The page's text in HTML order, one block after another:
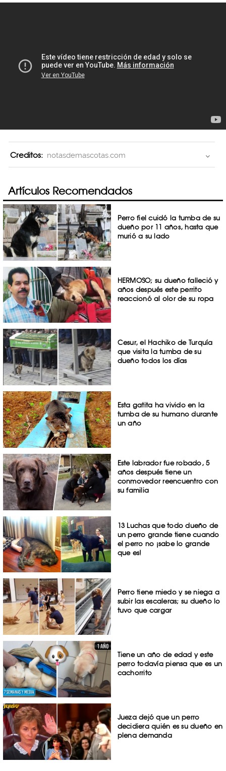
Creditos: notasdemascotas.com
Artículos Recomendados
Perro fiel cuidó la tumba de su
dueño por 11 años, hasta que
murió a su lado
HERMOSO; su dueño falleció y
años después este perrito
reaccionó al olor de su ropa
Cesur, el Hachiko de Turquía
que visita la tumba de su
dueño todos los días
Esta gatita ha vivido en la
tumba de su humano durante
un año
Este labrador fue robado, 5
años después tiene un
conmovedor reencuentro con
su familia
13 Luchas que todo dueño de
un perro grande tiene cuando
el perro no ¡sabe lo grande
que es!
Perro tiene miedo y se niega a
subir las escaleras; su dueño lo
tuvo que cargar
Tiene un año de edad y este
perro todavía piensa que es un
cachorrito
Jueza dejó que un perro
decidiera quién es su dueño en
plena demanda